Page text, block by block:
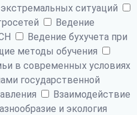
ситуаций
Ведение
Ведение бухучета при
методы обучения
в современных условиях
государственной
Взаимодействие
и экология